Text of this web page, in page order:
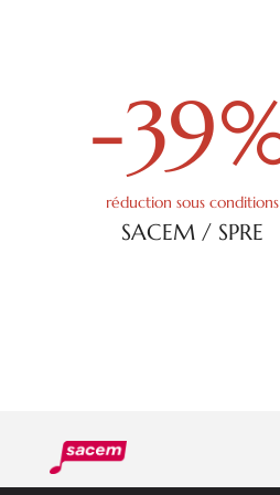
-39
réduction sous conditions
SACEM / SPRE